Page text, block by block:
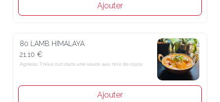
Ajouter
80 LAMB HIMALAYA
21.10 €
Agneau Tikka cuit dans une sauce aux noix de cajou
Ajouter